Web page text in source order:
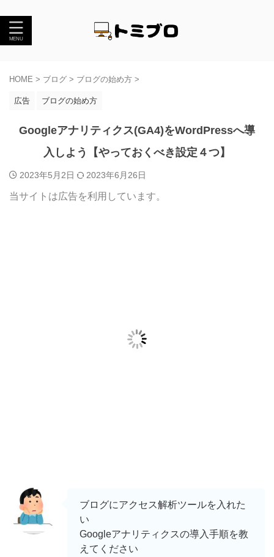
HOME > ブログ > ブログの始め方 >
広告 ブログの始め方
Googleアナリティクス(GA4)をWordPressへ導
入しよう【やっておくべき設定４つ】
2023年5月2日 2023年6月26日
当サイトは広告を利用しています。
ブログにアクセス解析ツールを入れた
い
Googleアナリティクスの導入手順を教
えてください